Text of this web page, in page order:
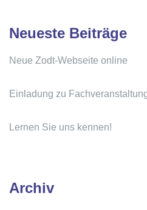
Neueste Beiträge
Neue Zodt-Webseite online
Einladung zu
Lernen Sie uns kennen!
Archiv